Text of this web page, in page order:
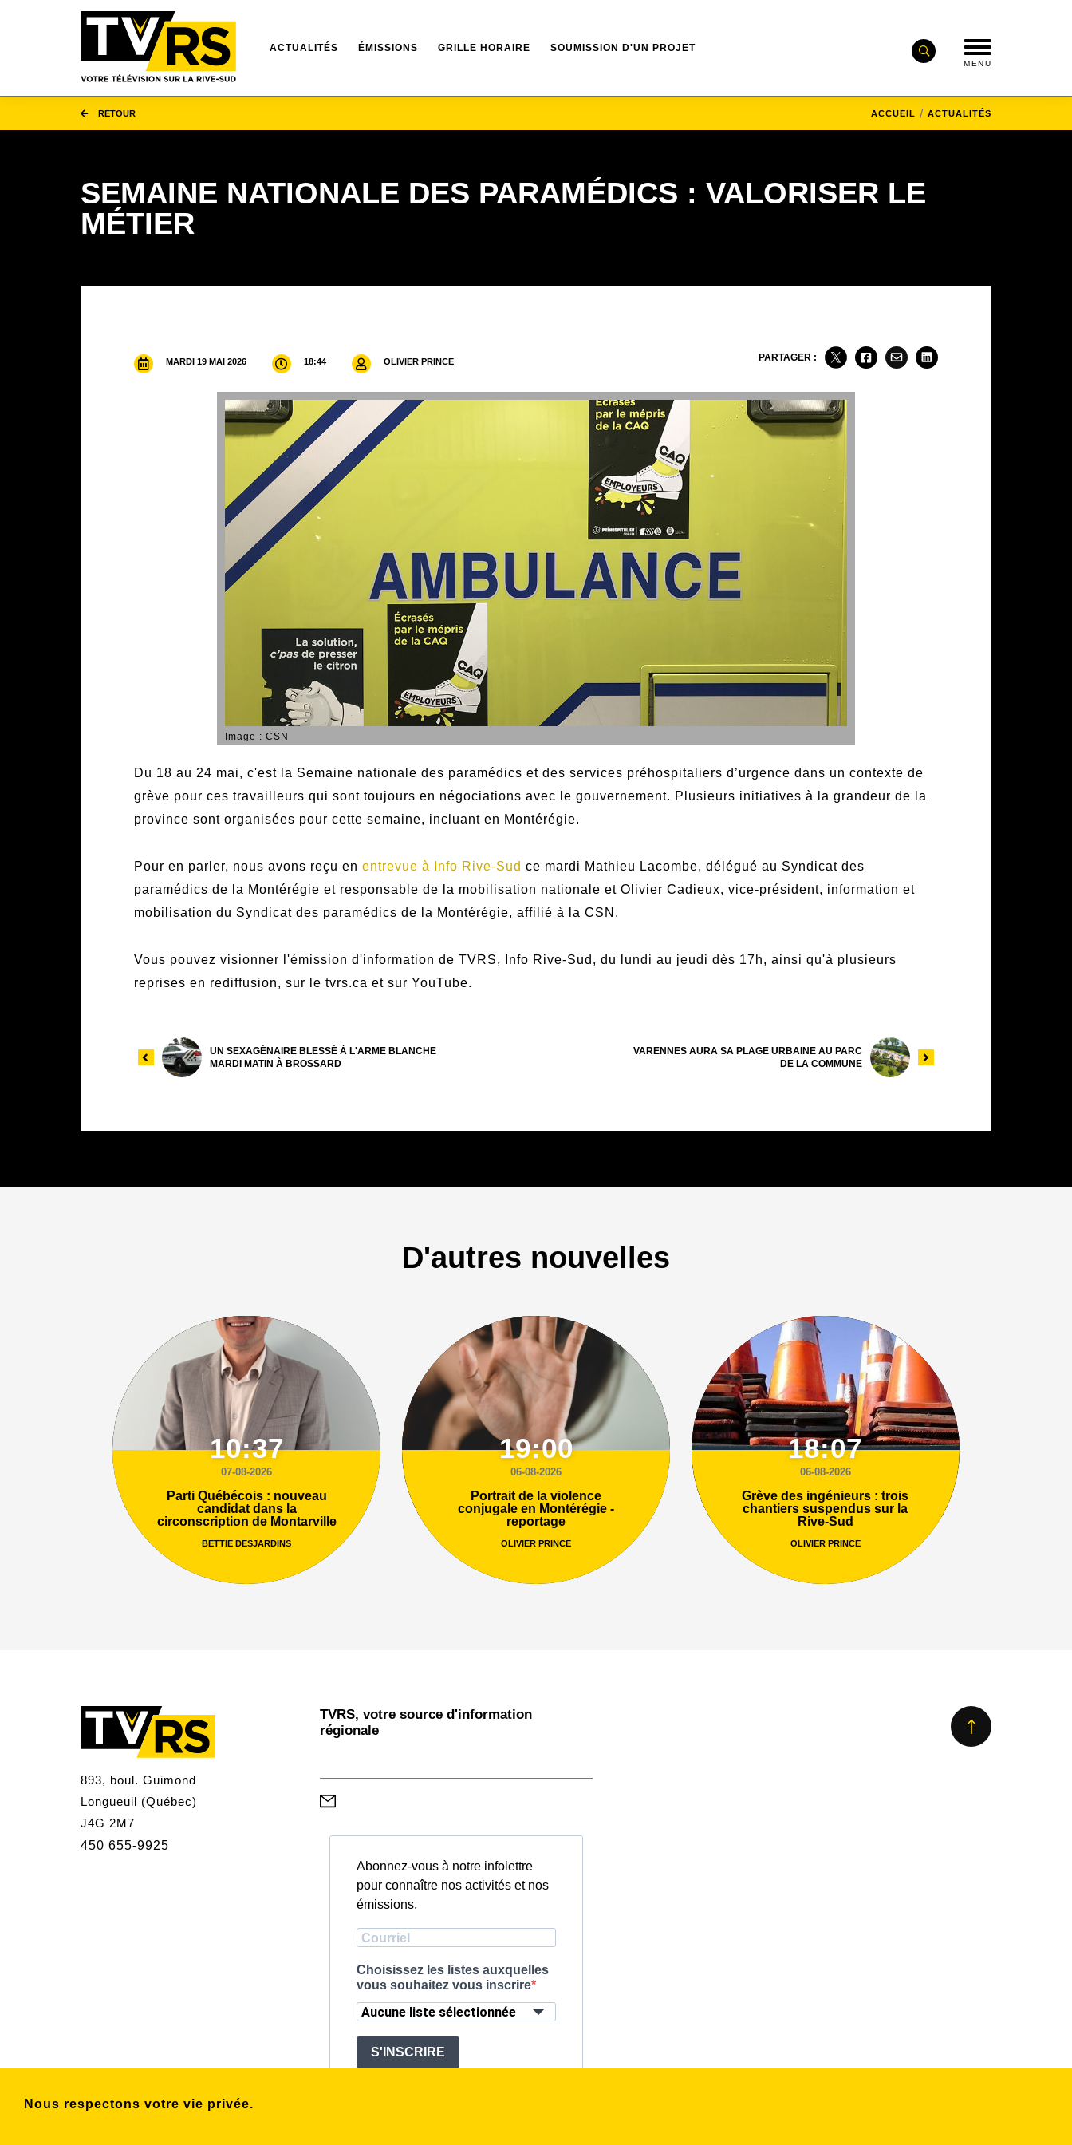
Nous respectons votre vie privée.
ACTUALITÉS ÉMISSIONS GRILLE HORAIRE SOUMISSION D'UN PROJET
MENU
RETOUR ACCUEIL ACTUALITÉS
SEMAINE NATIONALE DES PARAMÉDICS : VALORISER LE
MÉTIER
MARDI 19 MAI 2026 18:44 OLIVIER PRINCE PARTAGER :
Image : CSN
Du 18 au 24 mai, c'est la Semaine nationale des paramédics et des services préhospitaliers d’urgence dans un contexte de
grève pour ces travailleurs qui sont toujours en négociations avec le gouvernement. Plusieurs initiatives à la grandeur de la
province sont organisées pour cette semaine, incluant en Montérégie.
Pour en parler, nous avons reçu en entrevue à Info Rive-Sud ce mardi Mathieu Lacombe, délégué au Syndicat des
paramédics de la Montérégie et responsable de la mobilisation nationale et Olivier Cadieux, vice-président, information et
mobilisation du Syndicat des paramédics de la Montérégie, affilié à la CSN.
Vous pouvez visionner l'émission d'information de TVRS, Info Rive-Sud, du lundi au jeudi dès 17h, ainsi qu'à plusieurs
reprises en rediffusion, sur le tvrs.ca et sur YouTube.
UN SEXAGÉNAIRE BLESSÉ À L'ARME BLANCHE
MARDI MATIN À BROSSARD
VARENNES AURA SA PLAGE URBAINE AU PARC
DE LA COMMUNE
D'autres nouvelles
10:37
07-08-2026
Parti Québécois : nouveau
candidat dans la
circonscription de Montarville
BETTIE DESJARDINS
19:00
06-08-2026
Portrait de la violence
conjugale en Montérégie -
reportage
OLIVIER PRINCE
18:07
06-08-2026
Grève des ingénieurs : trois
chantiers suspendus sur la
Rive-Sud
OLIVIER PRINCE
893, boul. Guimond
Longueuil (Québec)
J4G 2M7
450 655-9925
TVRS, votre source d'information
régionale
Abonnez-vous à notre infolettre
pour connaître nos activités et nos
émissions.
Choisissez les listes auxquelles
vous souhaitez vous inscrire
Aucune liste sélectionnée
S'INSCRIRE